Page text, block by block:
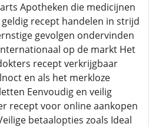
Apotheken die medicijnen
recept handelen in strijd
gevolgen ondervinden
op de markt Het
recept verkrijgbaar
en als het merkloze
Eenvoudig en veilig
recept voor online aankopen
betaalopties zoals Ideal